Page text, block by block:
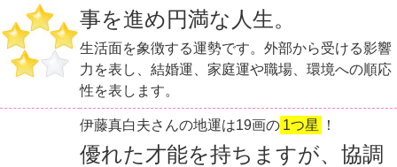
事を進め円満な人生。
生活面を象徴する運勢です。外部から受ける影響
力を表し、結婚運、家庭運や職場、環境への順応
性を表します。
伊藤真白夫さんの地運は19画の 1つ星 ！
優れた才能を持ちますが、協調